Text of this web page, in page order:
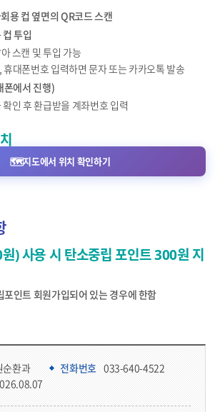
용 컵 옆면의 QR코드 스캔
투입
스캔 및 투입 가능
휴대폰번호 입력하면 문자 또는 카카오톡 발송
폰에서 진행)
인 후 환급받을 계좌번호 입력
🗺️지도에서 위치 확인하기
) 사용 시 탄소중립 포인트 300원 지
포인트 회원가입되어 있는 경우에 한함
순환과 전화번호 033-640-4522